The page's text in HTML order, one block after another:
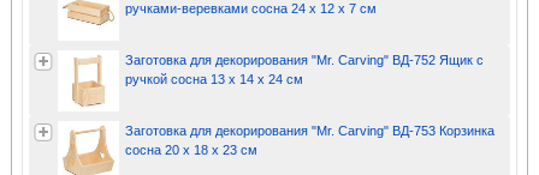
ручками-веревками сосна 24 х 12 х 7 см
Заготовка для декорирования "Mr. Carving" ВД-752 Ящик с
ручкой сосна 13 х 14 х 24 см
Заготовка для декорирования "Mr. Carving" ВД-753 Корзинка
сосна 20 х 18 х 23 см